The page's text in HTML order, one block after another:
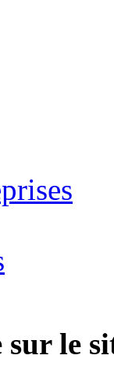
sur le